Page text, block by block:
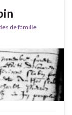
de famille